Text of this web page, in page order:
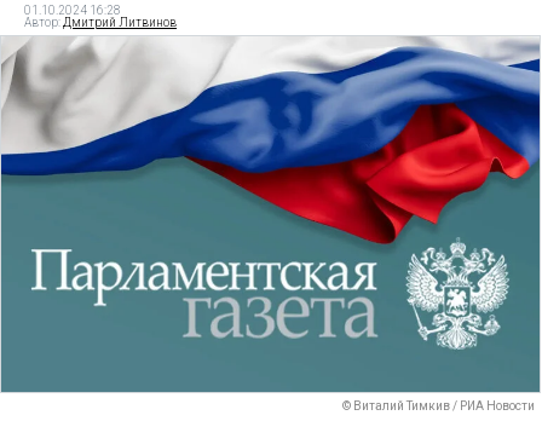
01.10.2024 16:28
Автор: Дмитрий Литвинов
© Виталий Тимкив / РИА Новости